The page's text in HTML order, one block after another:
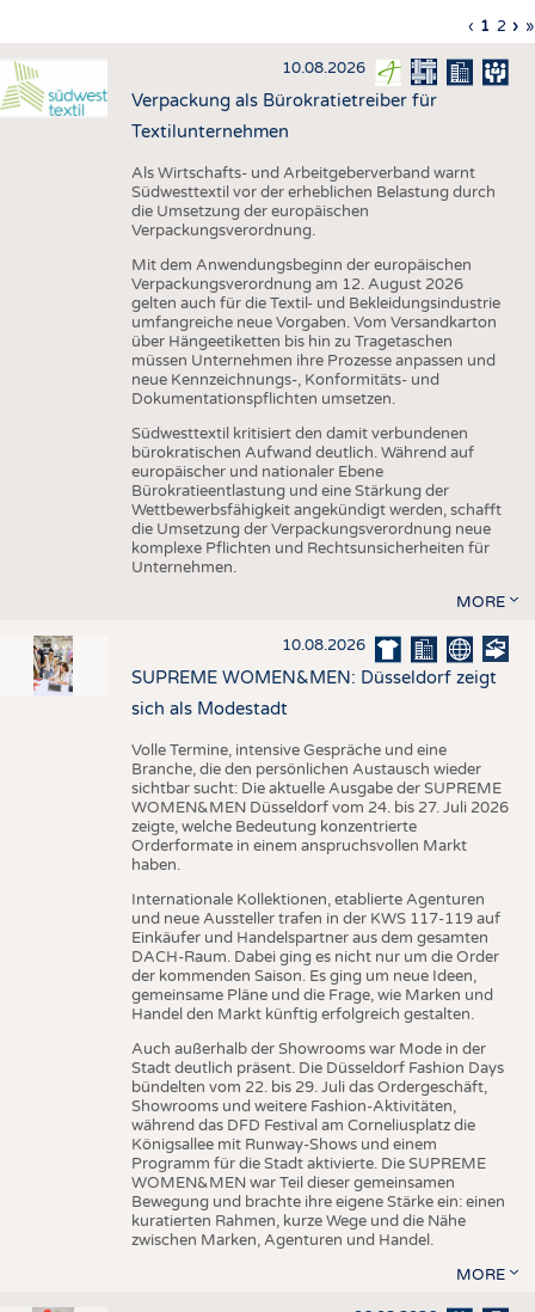
TESTS
AUSSCHREIBUNGEN
DTV AUSSCHREIBUNGSDIENST
FAKTEN
STATISTICS
ADRESSEN & LINKS
PUBLIKATIONEN
TERMINE
BRANCHENTERMINE
Seitennummerierung
Seite
‹
Seite
1 Seite
2 › »
10.08.2026
Verpackung als Bürokratietreiber für
Textilunternehmen
Als Wirtschafts- und Arbeitgeberverband warnt
Südwesttextil vor der erheblichen Belastung durch
die Umsetzung der europäischen
Verpackungsverordnung.
Mit dem Anwendungsbeginn der europäischen
Verpackungsverordnung am 12. August 2026
gelten auch für die Textil- und Bekleidungsindustrie
umfangreiche neue Vorgaben. Vom Versandkarton
über Hängeetiketten bis hin zu Tragetaschen
müssen Unternehmen ihre Prozesse anpassen und
neue Kennzeichnungs-, Konformitäts- und
Dokumentationspflichten umsetzen.
Südwesttextil kritisiert den damit verbundenen
bürokratischen Aufwand deutlich. Während auf
europäischer und nationaler Ebene
Bürokratieentlastung und eine Stärkung der
Wettbewerbsfähigkeit angekündigt werden, schafft
die Umsetzung der Verpackungsverordnung neue
komplexe Pflichten und Rechtsunsicherheiten für
Unternehmen.
MORE
10.08.2026
SUPREME WOMEN&MEN: Düsseldorf zeigt
sich als Modestadt
Volle Termine, intensive Gespräche und eine
Branche, die den persönlichen Austausch wieder
sichtbar sucht: Die aktuelle Ausgabe der SUPREME
WOMEN&MEN Düsseldorf vom 24. bis 27. Juli 2026
zeigte, welche Bedeutung konzentrierte
Orderformate in einem anspruchsvollen Markt
haben.
Internationale Kollektionen, etablierte Agenturen
und neue Aussteller trafen in der KWS 117-119 auf
Einkäufer und Handelspartner aus dem gesamten
DACH-Raum. Dabei ging es nicht nur um die Order
der kommenden Saison. Es ging um neue Ideen,
gemeinsame Pläne und die Frage, wie Marken und
Handel den Markt künftig erfolgreich gestalten.
Auch außerhalb der Showrooms war Mode in der
Stadt deutlich präsent. Die Düsseldorf Fashion Days
bündelten vom 22. bis 29. Juli das Ordergeschäft,
Showrooms und weitere Fashion-Aktivitäten,
während das DFD Festival am Corneliusplatz die
Königsallee mit Runway-Shows und einem
Programm für die Stadt aktivierte. Die SUPREME
WOMEN&MEN war Teil dieser gemeinsamen
Bewegung und brachte ihre eigene Stärke ein: einen
kuratierten Rahmen, kurze Wege und die Nähe
zwischen Marken, Agenturen und Handel.
MORE